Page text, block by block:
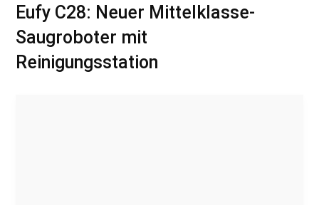
Eufy C28: Neuer Mittelklasse-
Saugroboter mit
Reinigungsstation